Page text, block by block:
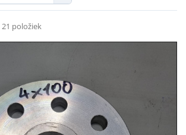
21 položiek